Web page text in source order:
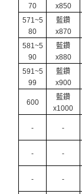
70
x850
571~5
80
藍鑽
x870
581~5
90
藍鑽
x880
591~5
99
藍鑽
x900
600
藍鑽
x1000
- -
- -
- -